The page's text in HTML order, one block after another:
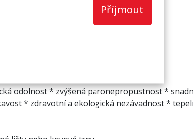
Příjmout
odolnost * zvýšená paronepropustnost *
* zdravotní a ekologická nezávadnost *